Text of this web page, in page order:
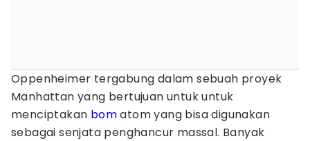
Oppenheimer tergabung dalam sebuah proyek
Manhattan yang bertujuan untuk untuk
menciptakan bomatom yang bisa digunakan
sebagai senjata penghancur massal. Banyak